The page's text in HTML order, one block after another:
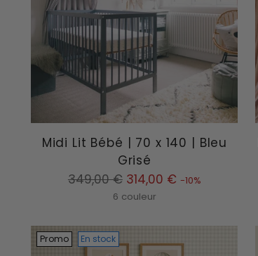
Midi Lit Bébé | 70 x 140 | Bleu
Grisé
Prix
349,00 € 314,00 € -10%
6 couleur
Promo En stock